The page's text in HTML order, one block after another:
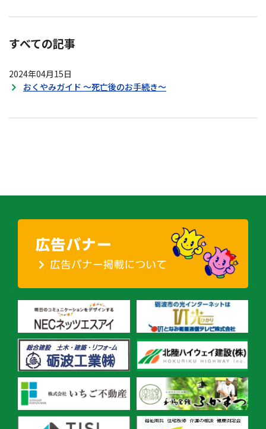
すべての記事
2024年04月15日
おくやみガイド ～死亡後のお手続き～